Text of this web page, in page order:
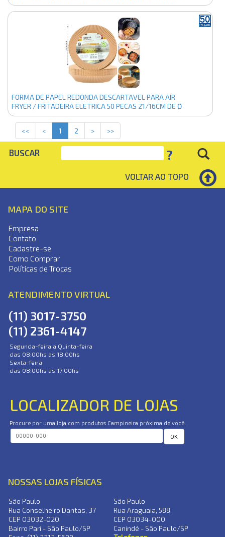
FORMA DE PAPEL REDONDA DESCARTAVEL PARA AIR
FRYER / FRITADEIRA ELETRICA 50 PECAS 21/16CM DE Ø
<< < 1 (current)
2 > >>
BUSCAR ?
VOLTAR AO TOPO
MAPA DO SITE
Empresa
Contato
Cadastre-se
Como Comprar
Políticas de Trocas
ATENDIMENTO VIRTUAL
(11) 3017-3750
(11) 2361-4147
Segunda-feira a Quinta-feira
das 08:00hs as 18:00hs
Sexta-feira
das 08:00hs as 17:00hs
LOCALIZADOR DE LOJAS
Procure por uma loja com produtos Campineira próxima de você.
OK
NOSSAS LOJAS FÍSICAS
São Paulo
Rua Conselheiro Dantas, 37
CEP 03032-020
Bairro Pari - São Paulo/SP
São Paulo
Rua Araguaia, 588
CEP 03034-000
Canindé - São Paulo/SP